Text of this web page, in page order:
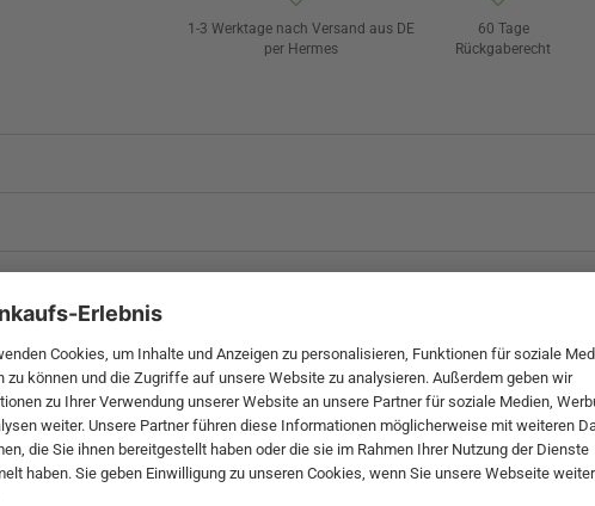
1-3 Werktage nach Versand aus DE
per Hermes
60 Tage
Rückgaberecht